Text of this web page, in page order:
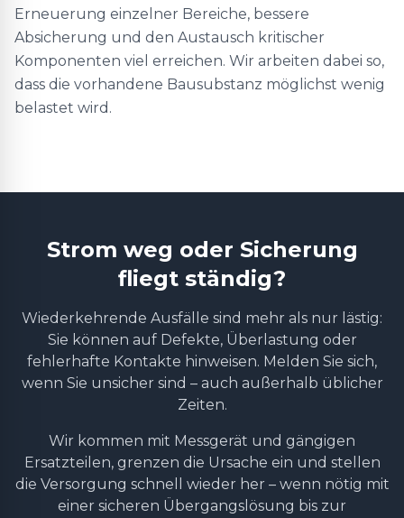
Erneuerung einzelner Bereiche, bessere
Absicherung und den Austausch kritischer
Komponenten viel erreichen. Wir arbeiten dabei so,
dass die vorhandene Bausubstanz möglichst wenig
belastet wird.
Strom weg oder Sicherung
fliegt ständig?
Wiederkehrende Ausfälle sind mehr als nur lästig:
Sie können auf Defekte, Überlastung oder
fehlerhafte Kontakte hinweisen. Melden Sie sich,
wenn Sie unsicher sind – auch außerhalb üblicher
Zeiten.
Wir kommen mit Messgerät und gängigen
Ersatzteilen, grenzen die Ursache ein und stellen
die Versorgung schnell wieder her – wenn nötig mit
einer sicheren Übergangslösung bis zur